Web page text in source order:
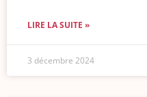
LIRE LA SUITE »
3 décembre 2024